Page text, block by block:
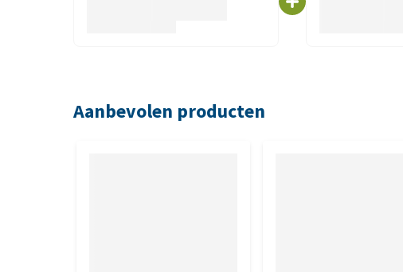
45% granen, Vlees en dierlijke bijproducten, plantaardige
Aanbevolen producten